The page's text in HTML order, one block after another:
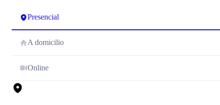
Presencial
A domicilio
Online